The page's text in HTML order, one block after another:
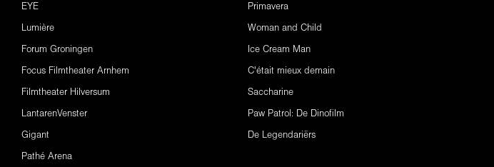
EYE
Lumière
Forum Groningen
Focus Filmtheater Arnhem
Filmtheater Hilversum
LantarenVenster
Gigant
Pathé Arena
Primavera
Woman and Child
Ice Cream Man
C'était mieux demain
Saccharine
Paw Patrol: De Dinofilm
De Legendariërs